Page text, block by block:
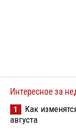
Интересное за
1
Как
августа